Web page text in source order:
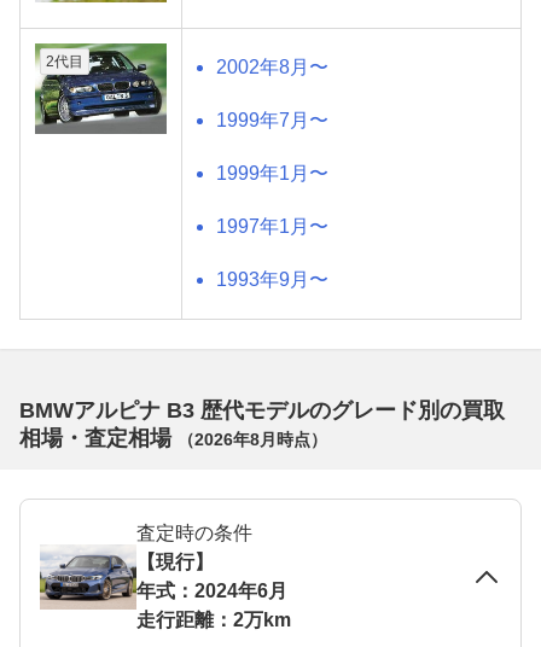
2代目 2002年8月〜
1999年7月〜
1999年1月〜
1997年1月〜
1993年9月〜
BMWアルピナ B3 歴代モデルのグレード別の買取
相場・査定相場
（2026年8月 時点）
査定時の条件
【現行】
年式：2024年6月
走行距離：2万km